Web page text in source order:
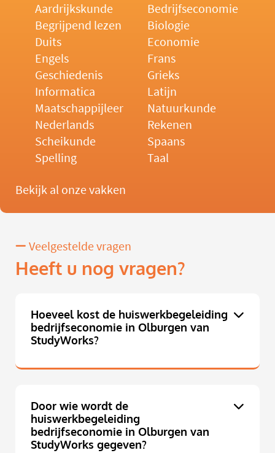
Aardrijkskunde
Bedrijfseconomie
Begrijpend lezen
Biologie
Duits
Economie
Engels
Frans
Geschiedenis
Grieks
Informatica
Latijn
Maatschappijleer
Natuurkunde
Nederlands
Rekenen
Scheikunde
Spaans
Spelling
Taal
Bekijk al onze vakken
Veelgestelde vragen
Heeft u nog vragen?
Hoeveel kost de huiswerkbegeleiding
bedrijfseconomie in Olburgen van
StudyWorks?
Door wie wordt de
huiswerkbegeleiding
bedrijfseconomie in Olburgen van
StudyWorks gegeven?